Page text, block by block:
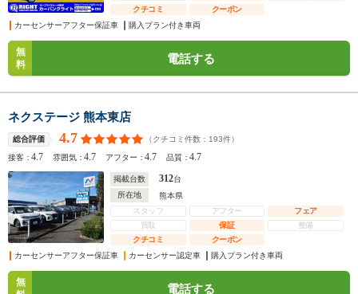
クチコミ
クーポン
カーセンサーアフター保証車
購入プラン付き車両
無
料
電話する
ネクステージ 熊本東店
総合評価 4.7 （クチコミ件数： 193件）
接客：4.7 雰囲気：4.7 アフター：4.7 品質：4.7
掲載台数 312台
所在地
熊本県
スタッフ
アフター
フェア
買取
保証
整備
クチコミ
クーポン
カーセンサーアフター保証車
カーセンサー認定車 購入プラン付き車両
無
電話する